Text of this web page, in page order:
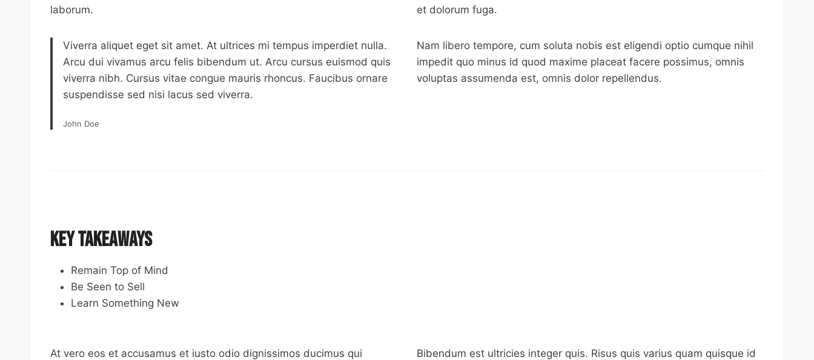
laborum.
Viverra aliquet eget sit amet. At ultrices mi tempus imperdiet nulla.
Arcu dui vivamus arcu felis bibendum ut. Arcu cursus euismod quis
viverra nibh. Cursus vitae congue mauris rhoncus. Faucibus ornare
suspendisse sed nisi lacus sed viverra.
John Doe
et dolorum fuga.
Nam libero tempore, cum soluta nobis est eligendi optio cumque nihil
impedit quo minus id quod maxime placeat facere possimus, omnis
voluptas assumenda est, omnis dolor repellendus.
Key Takeaways
Remain Top of Mind
Be Seen to Sell
Learn Something New
At vero eos et accusamus et iusto odio dignissimos ducimus qui
Bibendum est ultricies integer quis. Risus quis varius quam quisque id